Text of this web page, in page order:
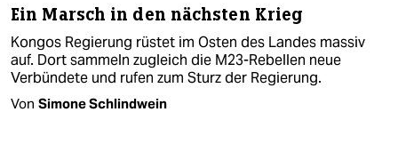
Ein Marsch in den nächsten Krieg
Kongos Regierung rüstet im Osten des Landes massiv
auf. Dort sammeln zugleich die M23-Rebellen neue
Verbündete und rufen zum Sturz der Regierung.
Von Simone Schlindwein